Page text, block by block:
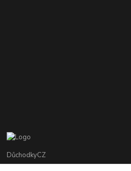
DůchodkyCZ